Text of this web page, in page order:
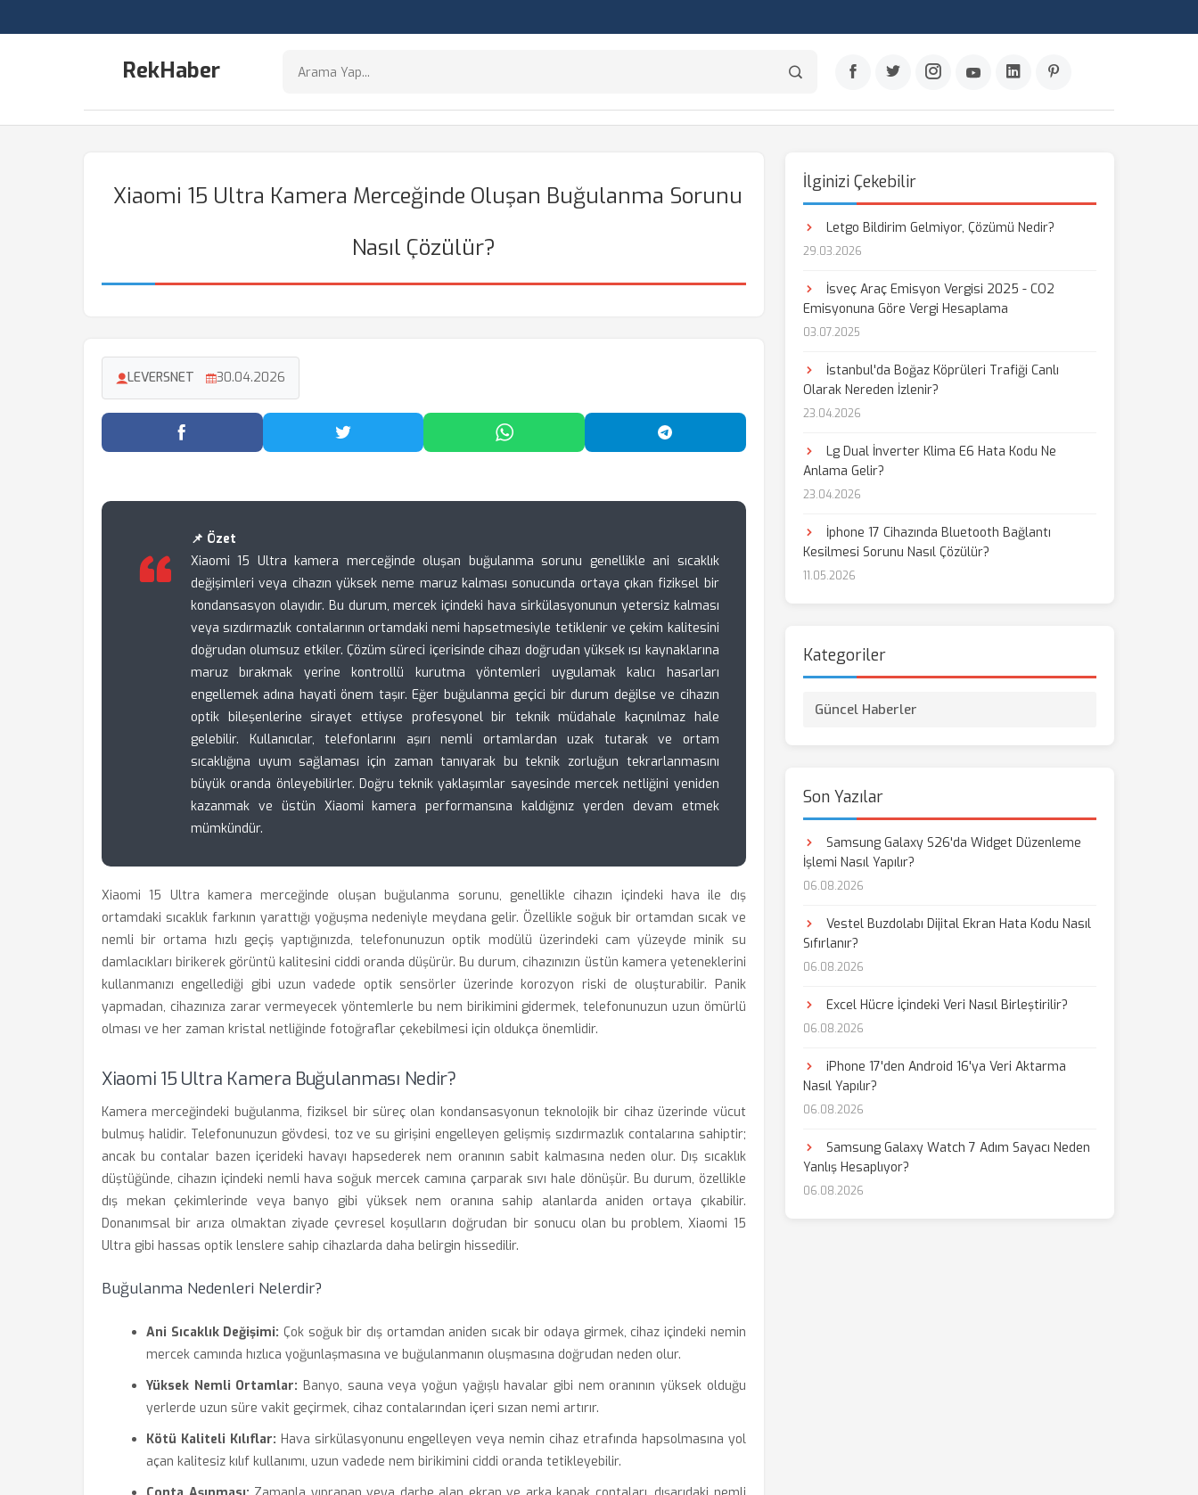
RekHaber
Xiaomi 15 Ultra Kamera Merceğinde Oluşan Buğulanma Sorunu
Nasıl Çözülür?
LEVERSNET 30.04.2026
Facebook'ta Paylaş Twitter'da Paylaş WhatsApp'ta Paylaş Telegram'da Paylaş
📌 Özet
Xiaomi 15 Ultra kamera merceğinde oluşan buğulanma sorunu genellikle ani sıcaklık
değişimleri veya cihazın yüksek neme maruz kalması sonucunda ortaya çıkan fiziksel bir
kondansasyon olayıdır. Bu durum, mercek içindeki hava sirkülasyonunun yetersiz kalması
veya sızdırmazlık contalarının ortamdaki nemi hapsetmesiyle tetiklenir ve çekim kalitesini
doğrudan olumsuz etkiler. Çözüm süreci içerisinde cihazı doğrudan yüksek ısı kaynaklarına
maruz bırakmak yerine kontrollü kurutma yöntemleri uygulamak kalıcı hasarları
engellemek adına hayati önem taşır. Eğer buğulanma geçici bir durum değilse ve cihazın
optik bileşenlerine sirayet ettiyse profesyonel bir teknik müdahale kaçınılmaz hale
gelebilir. Kullanıcılar, telefonlarını aşırı nemli ortamlardan uzak tutarak ve ortam
sıcaklığına uyum sağlaması için zaman tanıyarak bu teknik zorluğun tekrarlanmasını
büyük oranda önleyebilirler. Doğru teknik yaklaşımlar sayesinde mercek netliğini yeniden
kazanmak ve üstün Xiaomi kamera performansına kaldığınız yerden devam etmek
mümkündür.
Xiaomi 15 Ultra kamera merceğinde oluşan buğulanma sorunu, genellikle cihazın içindeki hava ile dış
ortamdaki sıcaklık farkının yarattığı yoğuşma nedeniyle meydana gelir. Özellikle soğuk bir ortamdan sıcak ve
nemli bir ortama hızlı geçiş yaptığınızda, telefonunuzun optik modülü üzerindeki cam yüzeyde minik su
damlacıkları birikerek görüntü kalitesini ciddi oranda düşürür. Bu durum, cihazınızın üstün kamera yeteneklerini
kullanmanızı engellediği gibi uzun vadede optik sensörler üzerinde korozyon riski de oluşturabilir. Panik
yapmadan, cihazınıza zarar vermeyecek yöntemlerle bu nem birikimini gidermek, telefonunuzun uzun ömürlü
olması ve her zaman kristal netliğinde fotoğraflar çekebilmesi için oldukça önemlidir.
Xiaomi 15 Ultra Kamera Buğulanması Nedir?
Kamera merceğindeki buğulanma, fiziksel bir süreç olan kondansasyonun teknolojik bir cihaz üzerinde vücut
bulmuş halidir. Telefonunuzun gövdesi, toz ve su girişini engelleyen gelişmiş sızdırmazlık contalarına sahiptir;
ancak bu contalar bazen içerideki havayı hapsederek nem oranının sabit kalmasına neden olur. Dış sıcaklık
düştüğünde, cihazın içindeki nemli hava soğuk mercek camına çarparak sıvı hale dönüşür. Bu durum, özellikle
dış mekan çekimlerinde veya banyo gibi yüksek nem oranına sahip alanlarda aniden ortaya çıkabilir.
Donanımsal bir arıza olmaktan ziyade çevresel koşulların doğrudan bir sonucu olan bu problem, Xiaomi 15
Ultra gibi hassas optik lenslere sahip cihazlarda daha belirgin hissedilir.
Buğulanma Nedenleri Nelerdir?
Ani Sıcaklık Değişimi: Çok soğuk bir dış ortamdan aniden sıcak bir odaya girmek, cihaz içindeki nemin
mercek camında hızlıca yoğunlaşmasına ve buğulanmanın oluşmasına doğrudan neden olur.
Yüksek Nemli Ortamlar: Banyo, sauna veya yoğun yağışlı havalar gibi nem oranının yüksek olduğu
yerlerde uzun süre vakit geçirmek, cihaz contalarından içeri sızan nemi artırır.
Kötü Kaliteli Kılıflar: Hava sirkülasyonunu engelleyen veya nemin cihaz etrafında hapsolmasına yol
açan kalitesiz kılıf kullanımı, uzun vadede nem birikimini ciddi oranda tetikleyebilir.
İlginizi Çekebilir
Letgo Bildirim Gelmiyor, Çözümü Nedir?
29.03.2026
İsveç Araç Emisyon Vergisi 2025 - CO2
Emisyonuna Göre Vergi Hesaplama
03.07.2025
İstanbul'da Boğaz Köprüleri Trafiği Canlı
Olarak Nereden İzlenir?
23.04.2026
Lg Dual İnverter Klima E6 Hata Kodu Ne
Anlama Gelir?
23.04.2026
İphone 17 Cihazında Bluetooth Bağlantı
Kesilmesi Sorunu Nasıl Çözülür?
11.05.2026
Kategoriler
Güncel Haberler
Son Yazılar
Samsung Galaxy S26'da Widget Düzenleme
İşlemi Nasıl Yapılır?
06.08.2026
Vestel Buzdolabı Dijital Ekran Hata Kodu Nasıl
Sıfırlanır?
06.08.2026
Excel Hücre İçindeki Veri Nasıl Birleştirilir?
06.08.2026
iPhone 17'den Android 16'ya Veri Aktarma
Nasıl Yapılır?
06.08.2026
Samsung Galaxy Watch 7 Adım Sayacı Neden
Yanlış Hesaplıyor?
06.08.2026